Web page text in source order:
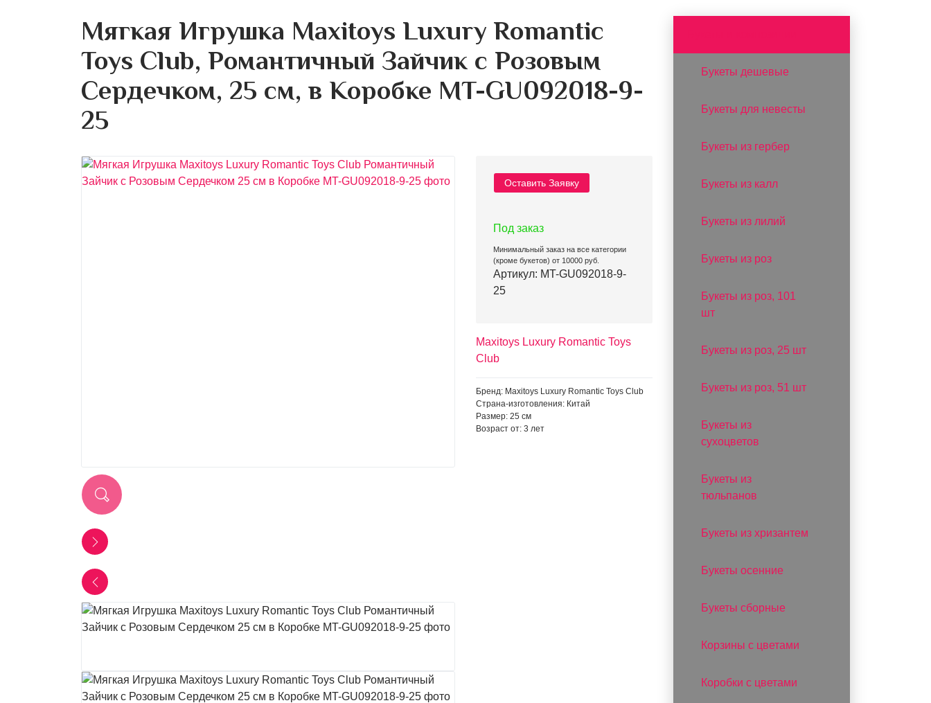
Мягкая Игрушка Maxitoys Luxury Romantic
Toys Club, Романтичный Зайчик с Розовым
Сердечком, 25 см, в Коробке MT-GU092018-9-
25
Оставить Заявку
Под заказ
Минимальный заказ на все категории
(кроме букетов) от 10000 руб.
Артикул: MT-GU092018-9-
25
Maxitoys Luxury Romantic Toys
Club
Бренд: Maxitoys Luxury Romantic Toys Club
Страна-изготовления: Китай
Размер: 25 см
Возраст от: 3 лет
Букеты дешевые
Букеты для невесты
Букеты из гербер
Букеты из калл
Букеты из лилий
Букеты из роз
Букеты из роз, 101
шт
Букеты из роз, 25 шт
Букеты из роз, 51 шт
Букеты из
сухоцветов
Букеты из
тюльпанов
Букеты из хризантем
Букеты осенние
Букеты сборные
Корзины с цветами
Коробки с цветами